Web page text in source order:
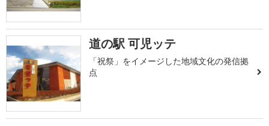
道の駅 可児ッテ
「祝祭」をイメージした地域文化の発信拠
点